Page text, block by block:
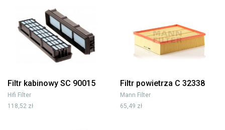
Filtr kabinowy SC 90015
Hifi Filter
118,52 zł
Filtr powietrza C 32338
Mann Filter
65,49 zł